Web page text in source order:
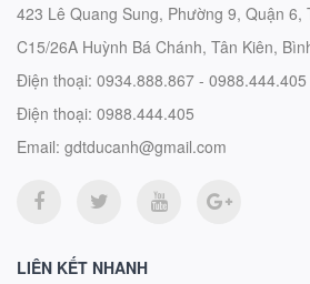
423 Lê Quang Sung, Phường 9, Quận 6,
C15/26A Huỳnh Bá Chánh, Tân Kiên,
Điện thoại: 0934.888.867 - 0988.444.405
Điện thoại: 0988.444.405
Email: gdtducanh@gmail.com
LIÊN KẾT NHANH